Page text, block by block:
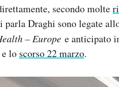
secondo molte
parla Draghi sono legate
– Europe e anticipato
e lo scorso 22 marzo.